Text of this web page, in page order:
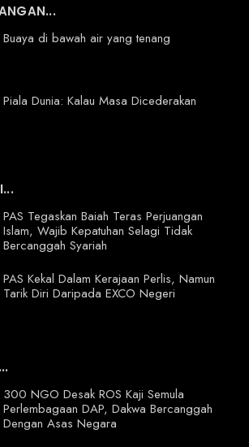
Buaya di bawah air yang tenang
Piala Dunia: Kalau Masa Dicederakan
PAS Tegaskan Baiah Teras Perjuangan
Islam, Wajib Kepatuhan Selagi Tidak
Bercanggah Syariah
PAS Kekal Dalam Kerajaan Perlis, Namun
Tarik Diri Daripada EXCO Negeri
300 NGO Desak ROS Kaji Semula
Perlembagaan DAP, Dakwa Bercanggah
Dengan Asas Negara